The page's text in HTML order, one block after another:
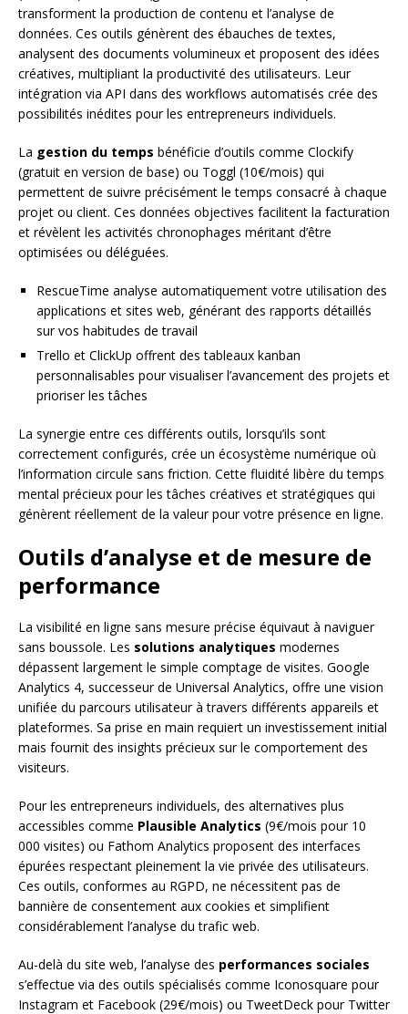
transforment la production de contenu et l’analyse de
données. Ces outils génèrent des ébauches de textes,
analysent des documents volumineux et proposent des idées
créatives, multipliant la productivité des utilisateurs. Leur
intégration via API dans des workflows automatisés crée des
possibilités inédites pour les entrepreneurs individuels.
La gestion du temps bénéficie d’outils comme Clockify
(gratuit en version de base) ou Toggl (10€/mois) qui
permettent de suivre précisément le temps consacré à chaque
projet ou client. Ces données objectives facilitent la facturation
et révèlent les activités chronophages méritant d’être
optimisées ou déléguées.
RescueTime analyse automatiquement votre utilisation des
applications et sites web, générant des rapports détaillés
sur vos habitudes de travail
Trello et ClickUp offrent des tableaux kanban
personnalisables pour visualiser l’avancement des projets et
prioriser les tâches
La synergie entre ces différents outils, lorsqu’ils sont
correctement configurés, crée un écosystème numérique où
l’information circule sans friction. Cette fluidité libère du temps
mental précieux pour les tâches créatives et stratégiques qui
génèrent réellement de la valeur pour votre présence en ligne.
Outils d’analyse et de mesure de
performance
La visibilité en ligne sans mesure précise équivaut à naviguer
sans boussole. Les solutions analytiques modernes
dépassent largement le simple comptage de visites. Google
Analytics 4, successeur de Universal Analytics, offre une vision
unifiée du parcours utilisateur à travers différents appareils et
plateformes. Sa prise en main requiert un investissement initial
mais fournit des insights précieux sur le comportement des
visiteurs.
Pour les entrepreneurs individuels, des alternatives plus
accessibles comme Plausible Analytics (9€/mois pour 10
000 visites) ou Fathom Analytics proposent des interfaces
épurées respectant pleinement la vie privée des utilisateurs.
Ces outils, conformes au RGPD, ne nécessitent pas de
bannière de consentement aux cookies et simplifient
considérablement l’analyse du trafic web.
Au-delà du site web, l’analyse des performances sociales
s’effectue via des outils spécialisés comme Iconosquare pour
Instagram et Facebook (29€/mois) ou TweetDeck pour Twitter